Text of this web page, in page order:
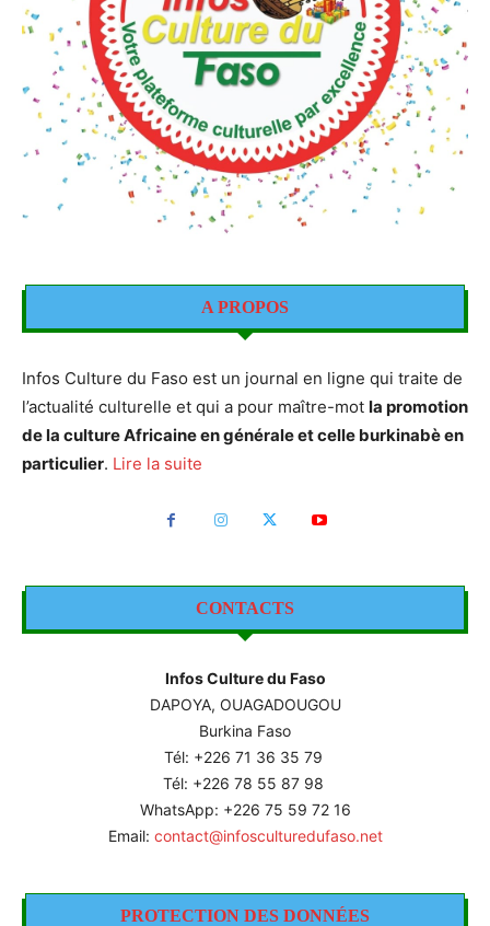
A PROPOS
Infos Culture du Faso est un journal en ligne qui traite de
l’actualité culturelle et qui a pour maître-mot la promotion
de la culture Africaine en générale et celle burkinabè en
particulier. Lire la suite
CONTACTS
Infos Culture du Faso
DAPOYA, OUAGADOUGOU
Burkina Faso
Tél: +226 71 36 35 79
Tél: +226 78 55 87 98
WhatsApp: +226 75 59 72 16
Email: contact@infosculturedufaso.net
PROTECTION DES DONNÉES